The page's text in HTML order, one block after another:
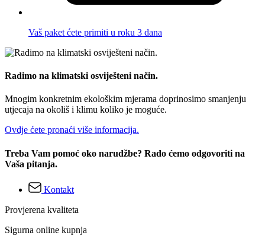
Vaš paket ćete primiti u roku 3 dana
Radimo na klimatski osviješteni način.
Mnogim konkretnim ekološkim mjerama doprinosimo smanjenju
utjecaja na okoliš i klimu koliko je moguće.
Ovdje ćete pronaći više informacija.
Treba Vam pomoć oko narudžbe? Rado ćemo odgovoriti na
Vaša pitanja.
Kontakt
Provjerena kvaliteta
Sigurna online kupnja